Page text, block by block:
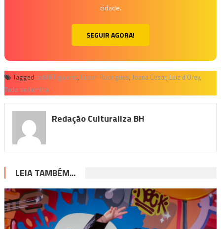
cidade.
SEGUIR AGORA!
Tagged dotART galeria, Gilson Rodrigues, Joana Cesar, Luiz d’Orey,
Tudo se ilumina
Redação Culturaliza BH
LEIA TAMBÉM...